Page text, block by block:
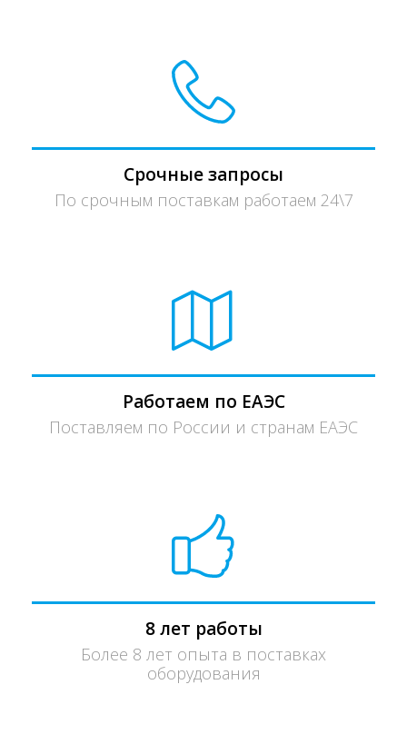
Срочные запросы
По срочным поставкам работаем 24\7
Работаем по ЕАЭС
Поставляем по России и странам ЕАЭС
8 лет работы
Более 8 лет опыта в поставках
оборудования